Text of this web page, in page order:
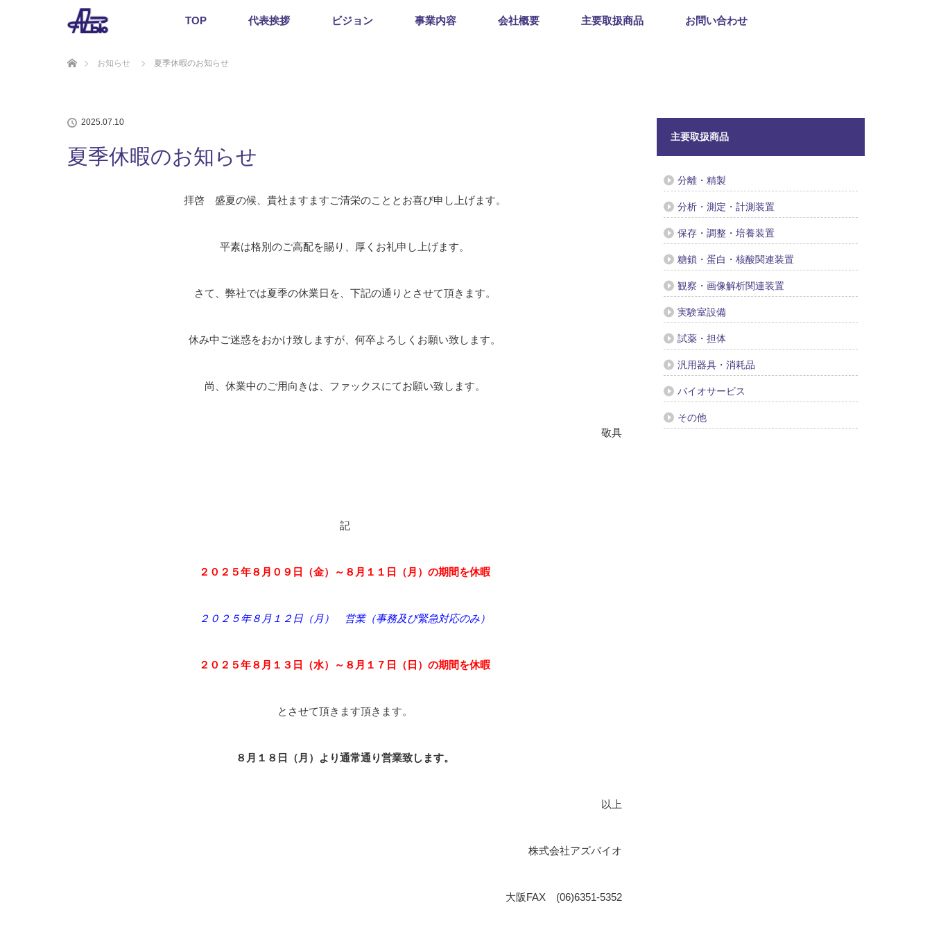
TOP 代表挨拶 ビジョン 事業内容 会社概要 主要取扱商品 お問い合わせ
お知らせ
夏季休暇のお知らせ
2025.07.10
夏季休暇のお知らせ
拝啓 盛夏の候、貴社ますますご清栄のこととお喜び申し上げます。
平素は格別のご高配を賜り、厚くお礼申し上げます。
さて、弊社では夏季の休業日を、下記の通りとさせて頂きます。
休み中ご迷惑をおかけ致しますが、何卒よろしくお願い致します。
尚、休業中のご用向きは、ファックスにてお願い致します。
敬具
記
２０２５年８月０９日（金）～８月１１日（月）の期間を休暇
２０２５年８月１２日（月） 営業（事務及び緊急対応のみ）
２０２５年８月１３日（水）～８月１７日（日）の期間を休暇
とさせて頂きます頂きます。
８月１８日（月）より通常通り営業致します。
以上
株式会社アズバイオ
大阪FAX (06)6351-5352
主要取扱商品
分離・精製
分析・測定・計測装置
保存・調整・培養装置
糖鎖・蛋白・核酸関連装置
観察・画像解析関連装置
実験室設備
試薬・担体
汎用器具・消耗品
バイオサービス
その他